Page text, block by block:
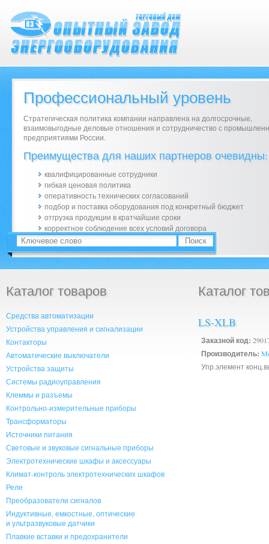
Профессиональный уровень
Стратегическая политика компании направлена на долгосрочные,
взаимовыгодные деловые отношения и сотрудничество с
предприятиями России.
Преимущества для наших партнеров очевидны:
квалифицированные сотрудники
гибкая ценовая политика
оперативность технических согласований
подбор и поставка оборудования под конкретный бюджет
отгрузка продукции в кратчайшие сроки
корректное соблюдение всех условий договора
Каталог товаров
Средства автоматизации
Устройства управления и сигнализации
Контакторы
Автоматические выключатели
Устройства защиты
Системы радиоуправления
Клеммы и разъемы
Контрольно-измерительные приборы
Трансформаторы
Источники питания
Световые и звуковые сигнальные приборы
Электротехнические шкафы и аксессуары
Климат-контроль электротехнических шкафов
Реле
Преобразователи сигналов
Индуктивные, емкостные, оптические
и ультразвуковые датчики
Плавкие вставки и предохранители
Каталог
LS-XLB
Заказной код:
Производитель:
Упр.элемент